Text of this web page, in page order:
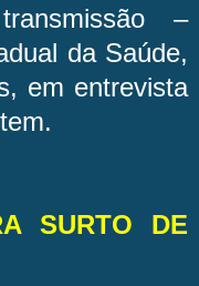
–
da Saúde,
em entrevista
SURTO DE